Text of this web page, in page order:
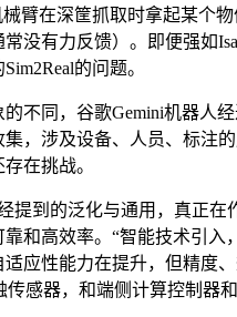
械臂在深筐抓取时拿起某个
没有力反馈）。即便强如
的问题。
不同，谷歌Gemini机器人
集，涉及设备、人员、标注
在挑战。
提到的泛化与通用，真正在
靠和高效率。“智能技术引入
适应性能力在提升，但精度
传感器，和端侧计算控制器